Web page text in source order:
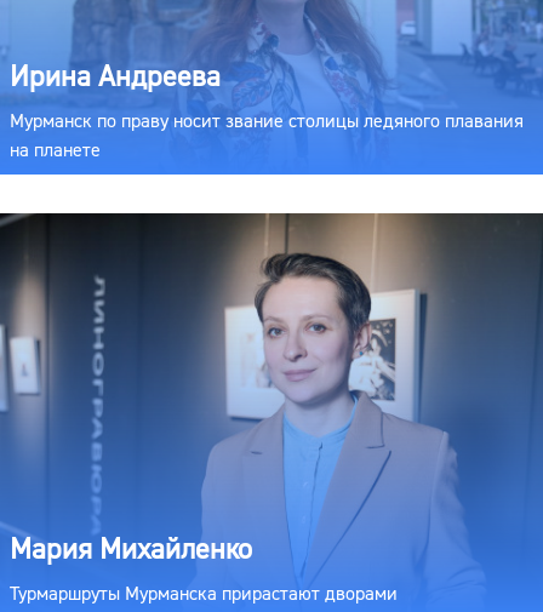
Ирина Андреева
Мурманск по праву носит звание столицы ледяного плавания
на планете
Мария Михайленко
Турмаршруты Мурманска прирастают дворами